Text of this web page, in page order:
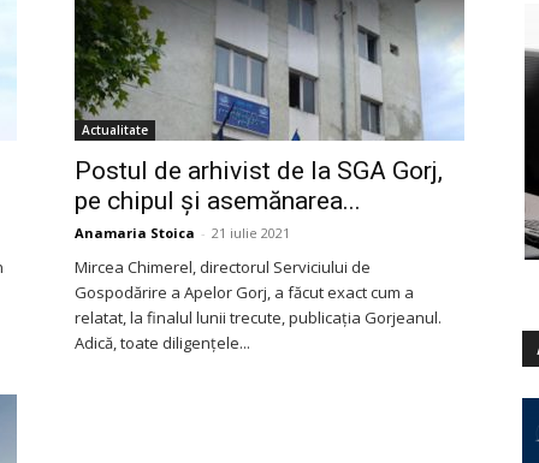
Actualitate
Postul de arhivist de la SGA Gorj,
pe chipul și asemănarea...
Anamaria Stoica - 21 iulie 2021
Mircea Chimerel, directorul Serviciului de
Gospodărire a Apelor Gorj, a făcut exact cum a
relatat, la finalul lunii trecute, publicația Gorjeanul.
Adică, toate diligențele...